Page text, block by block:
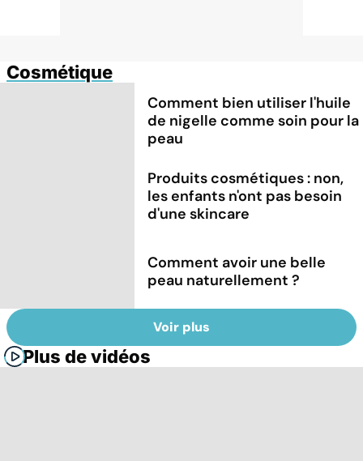
Cosmétique
Comment bien utiliser l'huile
de nigelle comme soin pour la
peau
Produits cosmétiques : non,
les enfants n'ont pas besoin
d'une skincare
Comment avoir une belle
peau naturellement ?
Voir plus
Plus de vidéos